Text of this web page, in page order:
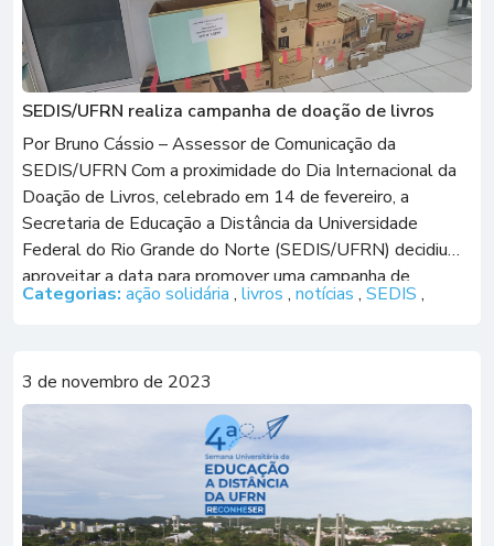
SEDIS/UFRN realiza campanha de doação de livros
Por Bruno Cássio – Assessor de Comunicação da
SEDIS/UFRN Com a proximidade do Dia Internacional da
Doação de Livros, celebrado em 14 de fevereiro, a
Secretaria de Educação a Distância da Universidade
Federal do Rio Grande do Norte (SEDIS/UFRN) decidiu
aproveitar a data para promover uma campanha de
arrecadação de um dos itens fundamentais no […]
Categorias: ação solidária , livros , notícias , SEDIS ,
3 de novembro de 2023